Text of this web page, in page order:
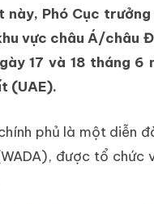
Phó Cục
vực châu Á/châu
17 và 18 tháng
(UAE).
phủ là một diễn
được tổ